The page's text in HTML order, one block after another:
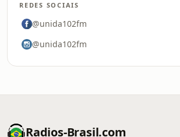
REDES SOCIAIS
@unida102fm
@unida102fm
Radios-Brasil.com